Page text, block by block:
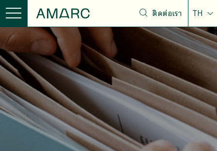
ติดต่อเรา TH